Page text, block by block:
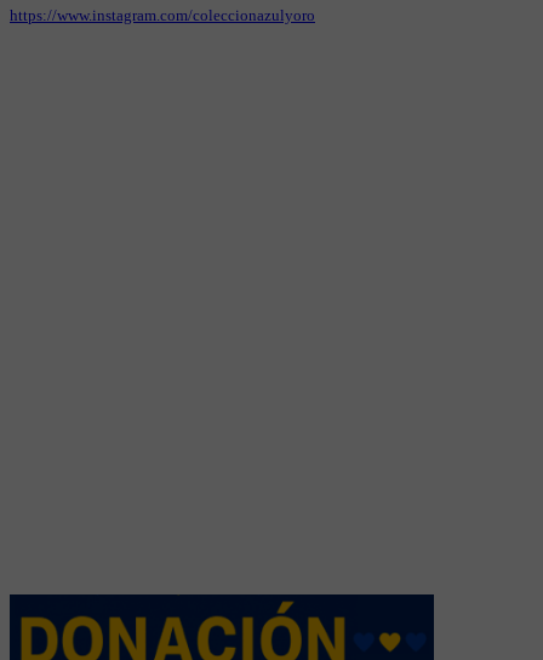
https://www.instagram.com/coleccionazulyoro